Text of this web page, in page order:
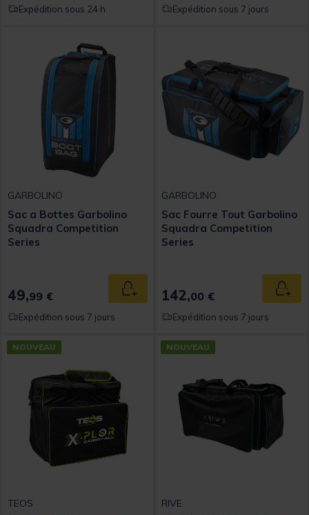
Expédition sous 24 h Expédition sous 7 jours
GARBOLINO
Sac a Bottes Garbolino
Squadra Competition
Series
49,99 € Ajouter au panier
Expédition sous 7 jours
GARBOLINO
Sac Fourre Tout Garbolino
Squadra Competition
Series
142,00 €
Expédition sous 7 jours
NOUVEAU
TEOS
NOUVEAU
RIVE